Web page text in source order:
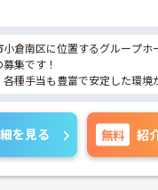
倉南区に位置するグループホ
集です！
種手当も豊富で安定した環境
あり、無理なくご家庭やプラ
とができます。
、面接のポイントお伝えしま
合わせください！
を見る 無料 紹